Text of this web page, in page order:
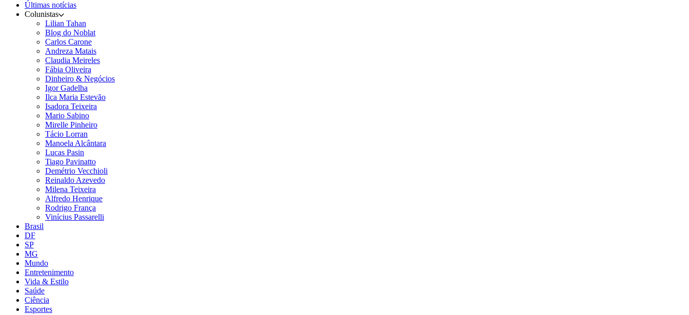
Últimas notícias
Colunistas
Lilian Tahan
Blog do Noblat
Carlos Carone
Andreza Matais
Claudia Meireles
Fábia Oliveira
Dinheiro & Negócios
Igor Gadelha
Ilca Maria Estevão
Isadora Teixeira
Mario Sabino
Mirelle Pinheiro
Tácio Lorran
Manoela Alcântara
Lucas Pasin
Tiago Pavinatto
Demétrio Vecchioli
Reinaldo Azevedo
Milena Teixeira
Alfredo Henrique
Rodrigo França
Vinícius Passarelli
Brasil
DF
SP
MG
Mundo
Entretenimento
Vida & Estilo
Saúde
Ciência
Esportes